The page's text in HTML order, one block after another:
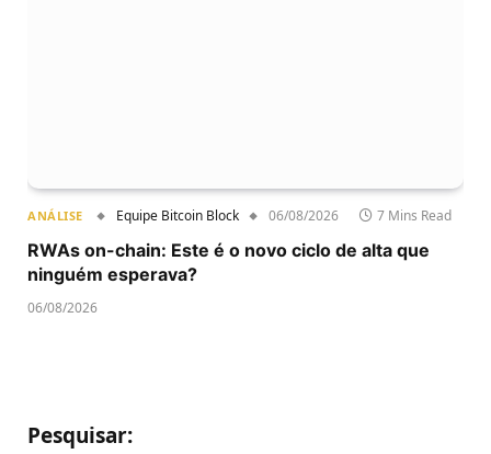
ANÁLISE Equipe Bitcoin Block 06/08/2026 7 Mins Read
RWAs on-chain: Este é o novo ciclo de alta que
ninguém esperava?
06/08/2026
Pesquisar: